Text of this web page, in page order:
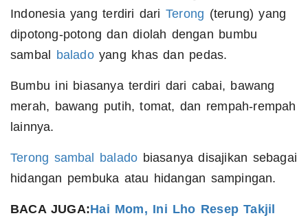
Indonesia yang terdiri dari Terong (terung) yang
dipotong-potong dan diolah dengan bumbu
sambal
baladoyang khas dan pedas.
Bumbu ini biasanya terdiri dari cabai, bawang
merah, bawang putih, tomat, dan rempah-rempah
lainnya.
Terong sambal balado biasanya disajikan sebagai
hidangan pembuka atau hidangan sampingan.
BACA JUGA:Hai Mom, Ini Lho Resep Takjil